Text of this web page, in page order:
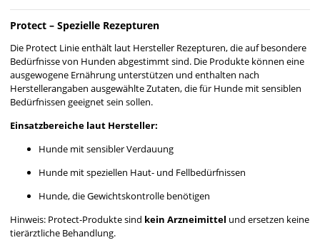
Protect – Spezielle Rezepturen
Die Protect Linie enthält laut Hersteller Rezepturen, die auf besondere
Bedürfnisse von Hunden abgestimmt sind. Die Produkte können eine
ausgewogene Ernährung unterstützen und enthalten nach
Herstellerangaben ausgewählte Zutaten, die für Hunde mit sensiblen
Bedürfnissen geeignet sein sollen.
Einsatzbereiche laut Hersteller:
Hunde mit sensibler Verdauung
Hunde mit speziellen Haut- und Fellbedürfnissen
Hunde, die Gewichtskontrolle benötigen
Hinweis: Protect-Produkte sind kein Arzneimittel und ersetzen keine
tierärztliche Behandlung.